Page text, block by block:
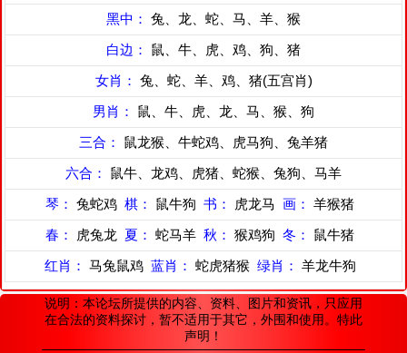
黑中： 兔、龙、蛇、马、羊、猴
白边： 鼠、牛、虎、鸡、狗、猪
女肖： 兔、蛇、羊、鸡、猪(五宫肖)
男肖： 鼠、牛、虎、龙、马、猴、狗
三合： 鼠龙猴、牛蛇鸡、虎马狗、兔羊猪
六合： 鼠牛、龙鸡、虎猪、蛇猴、兔狗、马羊
琴： 兔蛇鸡 棋： 鼠牛狗 书： 虎龙马 画： 羊猴猪
春：
虎兔龙 夏： 蛇马羊 秋： 猴鸡狗 冬： 鼠牛猪
红肖： 马兔鼠鸡 蓝肖： 蛇虎猪猴 绿肖： 羊龙牛狗
说明：本论坛所提供的内容、资料、图片和资讯，只应用
在合法的资料探讨，暂不适用于其它，外围和使用。特此
声明！